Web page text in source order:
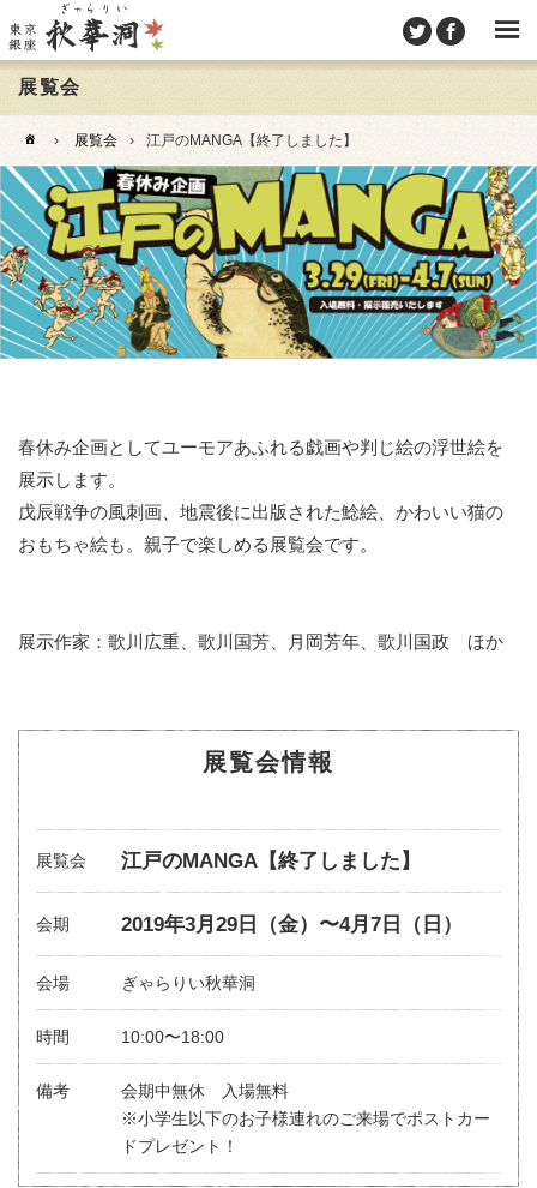
展覧会
› 展覧会 › 江戸のMANGA【終了しました】
春休み企画としてユーモアあふれる戯画や判じ絵の浮世絵を
展示します。
戊辰戦争の風刺画、地震後に出版された鯰絵、かわいい猫の
おもちゃ絵も。親子で楽しめる展覧会です。
展示作家：歌川広重、歌川国芳、月岡芳年、歌川国政 ほか
展覧会情報
展覧会 江戸のMANGA【終了しました】
会期 2019年3月29日（金）〜4月7日（日）
会場 ぎゃらりい秋華洞
時間 10:00〜18:00
備考
会期中無休 入場無料
※小学生以下のお子様連れのご来場でポストカー
ドプレゼント！